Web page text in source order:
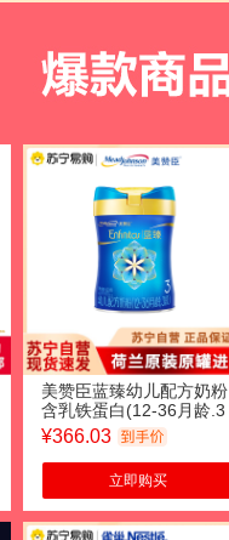
美赞臣蓝臻幼儿配方奶粉
含乳铁蛋白(12-36月龄.3
段)820gx1罐
¥366.03
立即购买